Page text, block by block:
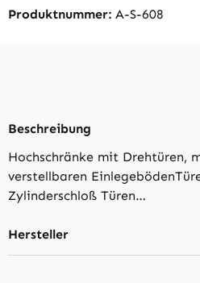
Produktnummer: A-S-608
Beschreibung
Hochschränke mit Drehtüren,
verstellbaren
Zylinderschloß Türen…
Hersteller